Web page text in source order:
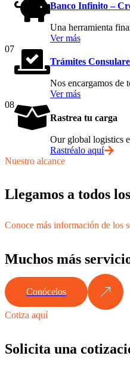
Banco Infinito –
Una herramienta
Ver más
07
Trámites
Nos encargamos de
Ver más
08
Rastrea tu carga
Our global logistics
Rastréalo aquí
Nuestro alcance
Llegamos a todos
Conoce más información de los
Muchos más
Conócelos
Cotiza aquí
Solicita una